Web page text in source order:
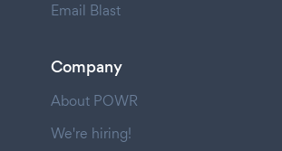
Email Blast
Company
About POWR
We're hiring!